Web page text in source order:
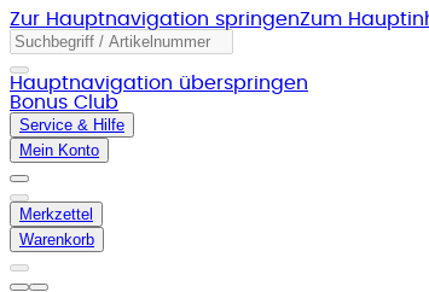
Zur Hauptnavigation springenZum
Hauptnavigation überspringen
Bonus Club
Service & Hilfe
Mein Konto
Merkzettel
Warenkorb